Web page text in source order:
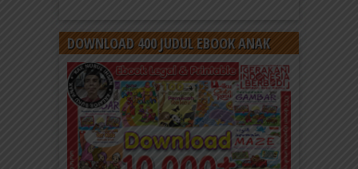
DOWNLOAD 400 JUDUL EBOOK ANAK